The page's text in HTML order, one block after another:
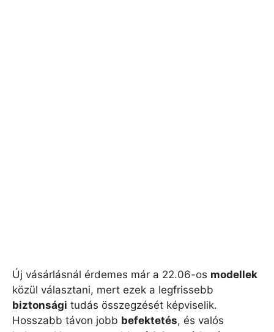
Új vásárlásnál érdemes már a 22.06-os modellek
közül választani, mert ezek a legfrissebb
biztonsági tudás összegzését képviselik.
Hosszabb távon jobb befektetés, és valós